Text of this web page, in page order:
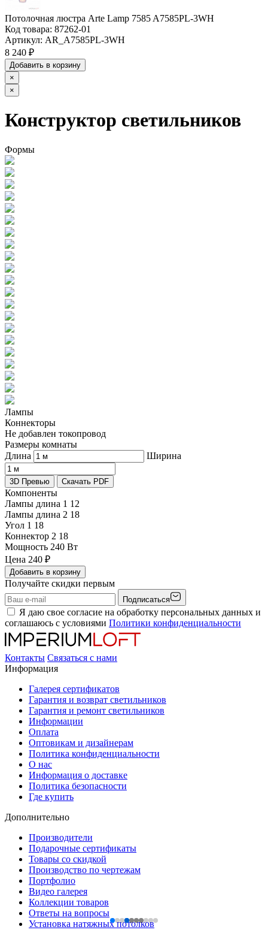
Потолочная люстра Arte Lamp 7585 A7585PL-3WH
Код товара: 87262-01
Артикул: AR_A7585PL-3WH
8 240 ₽
Добавить в корзину
×
×
Конструктор светильников
Формы
Лампы
Коннекторы
Не добавлен токопровод
Размеры комнаты
Длина
Ширина
3D Превью Скачать PDF
Компоненты
Лампы длина 1 12
Лампы длина 2 18
Угол 1 18
Коннектор 2 18
Мощность 240 Вт
Цена 240 ₽
Добавить в корзину
Получайте скидки первым
Подписаться
Я даю свое согласие на обработку персональных данных и
соглашаюсь с условиями Политики конфиденциальности
Контакты Связаться с нами
Информация
Галерея сертификатов
Гарантия и возврат светильников
Гарантия и ремонт светильников
Информации
Оплата
Оптовикам и дизайнерам
Политика конфиденциальности
О нас
Информация о доставке
Политика безопасности
Где купить
Дополнительно
Производители
Подарочные сертификаты
Товары со скидкой
Производство по чертежам
Портфолио
Видео галерея
Коллекции товаров
Ответы на вопросы
Установка натяжных потолков